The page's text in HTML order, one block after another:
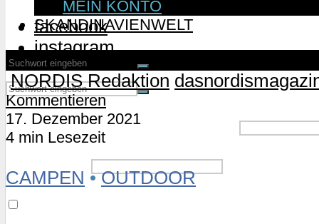
facebook
instagram
Username or Email Address
MEIN KONTO
SKANDINAVIENWELT
NORDIS Redaktion
Kommentieren
17. Dezember 2021
4 min Lesezeit
CAMPEN • OUTDOOR